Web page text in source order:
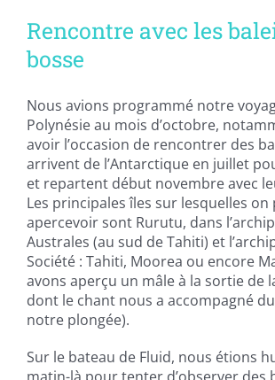
Rencontre avec les
bosse
Nous avions programmé notre
Polynésie au mois d’octobre,
avoir l’occasion de rencontrer des
arrivent de l’Antarctique en juillet
et repartent début novembre avec
Les principales îles sur lesquelles on
apercevoir sont Rurutu, dans
Australes (au sud de Tahiti) et
Société : Tahiti, Moorea ou encore
avons aperçu un mâle à la sortie de
dont le chant nous a accompagné
notre plongée).
Sur le bateau de Fluid, nous étions